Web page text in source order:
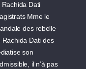
Dati
Mme le
des rebelle
Rachida Dati des
son
il n’à pas